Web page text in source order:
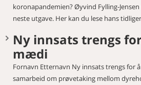
koronapandemien? Øyvind Fylling-
neste utgave. Her kan du lese hans
Ny innsats trengs
mædi
Fornavn Etternavn Ny innsats trengs for
samarbeid om prøvetaking mellom